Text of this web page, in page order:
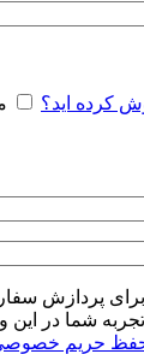
کرده اید؟
پردازش
شما در این
حریم